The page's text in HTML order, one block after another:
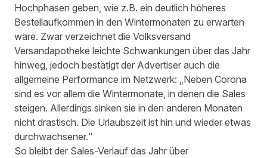
Hochphasen geben, wie z.B. ein deutlich höheres
Bestellaufkommen in den Wintermonaten zu erwarten
wäre. Zwar verzeichnet die Volksversand
Versandapotheke leichte Schwankungen über das Jahr
hinweg, jedoch bestätigt der Advertiser auch die
allgemeine Performance im Netzwerk: „Neben Corona
sind es vor allem die Wintermonate, in denen die Sales
steigen. Allerdings sinken sie in den anderen Monaten
nicht drastisch. Die Urlaubszeit ist hin und wieder etwas
durchwachsener.“
So bleibt der Sales-Verlauf das Jahr über